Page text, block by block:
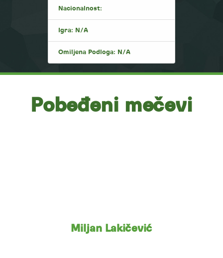
Nacionalnost:
Igra: N/A
Omiljena Podloga: N/A
Pobeđeni mečevi
Miljan Lakičević